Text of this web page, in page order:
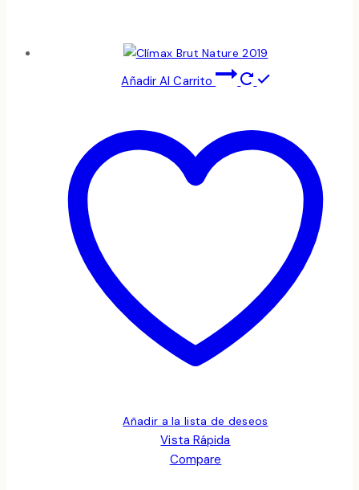
Añadir Al Carrito
Añadir a la lista de deseos
Vista Rápida
Compare